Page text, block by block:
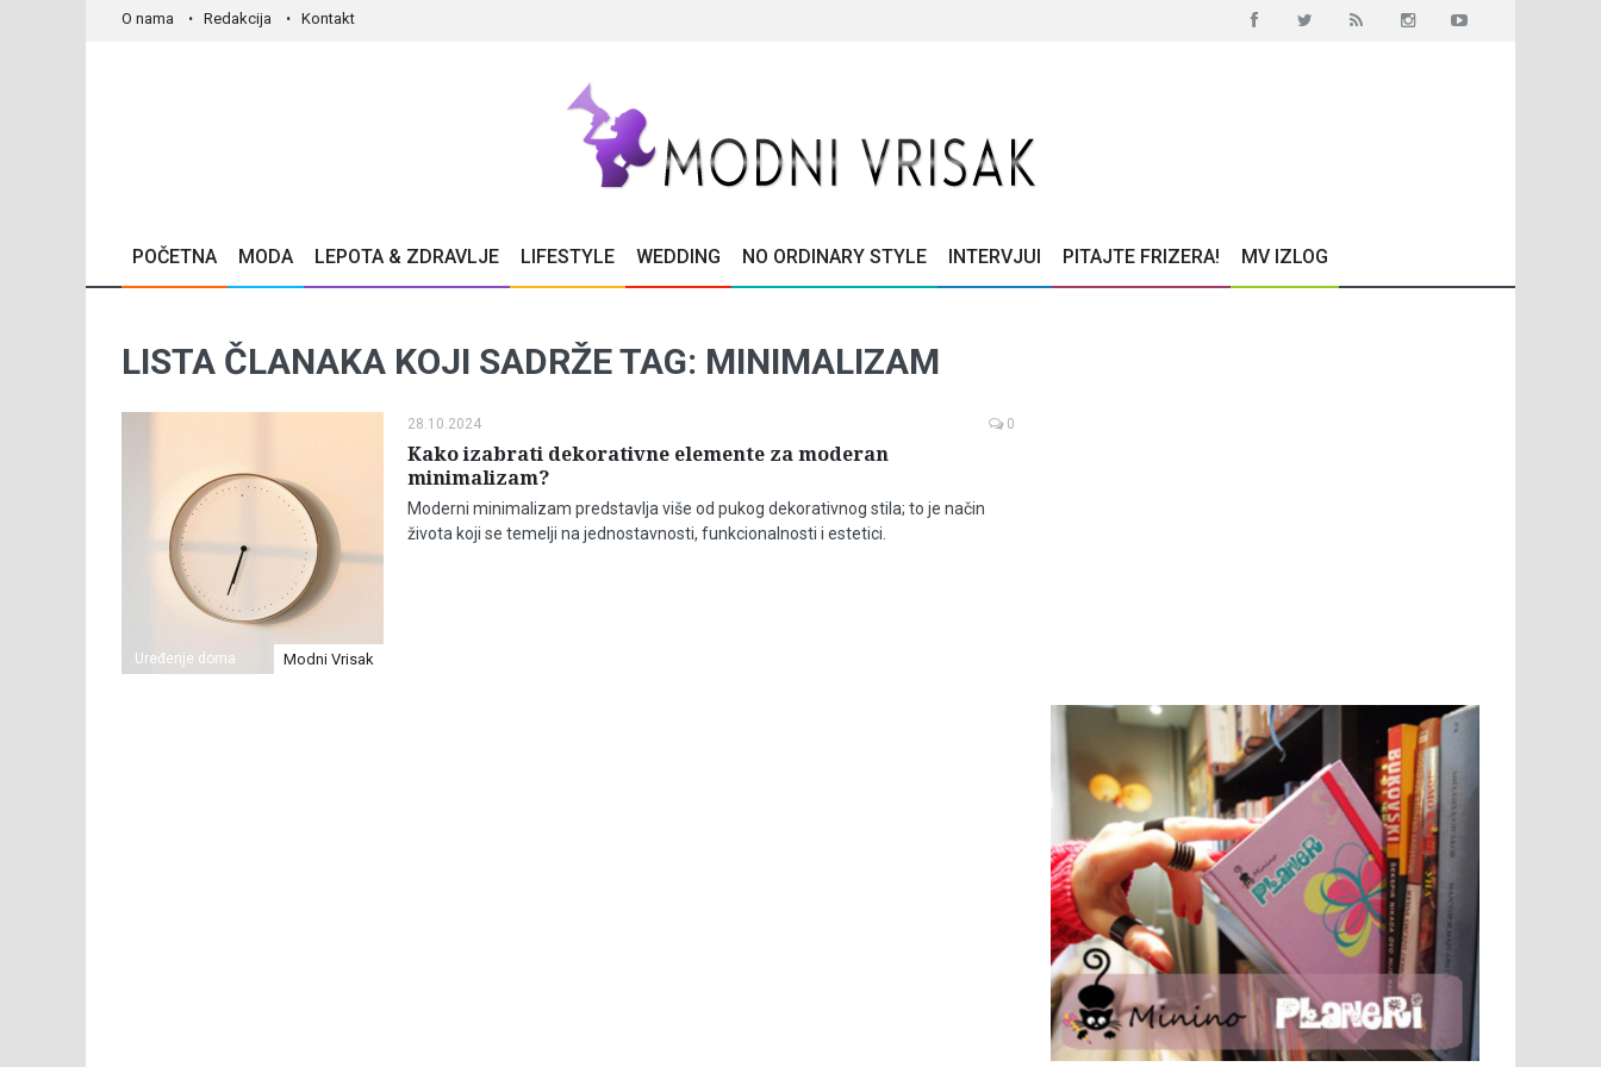
O nama Redakcija Kontakt
POČETNA MODA LEPOTA & ZDRAVLJE LIFESTYLE WEDDING NO ORDINARY STYLE INTERVJUI PITAJTE FRIZERA! MV IZLOG
LISTA ČLANAKA KOJI SADRŽE TAG: MINIMALIZAM
Uređenje doma Modni Vrisak
28.10.2024 0
Kako izabrati dekorativne elemente za moderan
minimalizam?
Moderni minimalizam predstavlja više od pukog dekorativnog stila; to je način
života koji se temelji na jednostavnosti, funkcionalnosti i estetici.